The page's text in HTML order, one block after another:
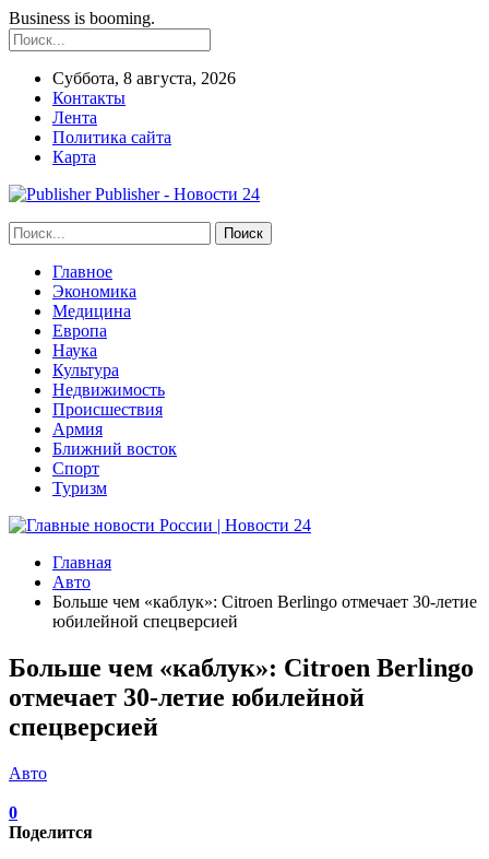
Business is booming.
Суббота, 8 августа, 2026
Контакты
Лента
Политика сайта
Карта
Publisher - Новости 24
Главное
Экономика
Медицина
Европа
Наука
Культура
Недвижимость
Происшествия
Армия
Ближний восток
Спорт
Туризм
Главная
Авто
Больше чем «каблук»: Citroen Berlingo отмечает 30-летие
юбилейной спецверсией
Больше чем «каблук»: Citroen Berlingo
отмечает 30-летие юбилейной
спецверсией
Авто
0
Поделится